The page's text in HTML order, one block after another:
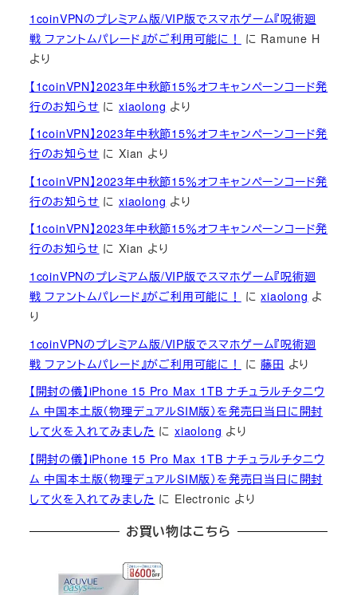
1coinVPNのプレミアム版/VIP版でスマホゲーム『呪術廻
戦 ファントムパレード』がご利用可能に！
に Ramune H
より
【1coinVPN】2023年中秋節15％オフキャンペーンコード発
行のお知らせ にxiaolong より
【1coinVPN】2023年中秋節15％オフキャンペーンコード発
行のお知らせ にXian より
【1coinVPN】2023年中秋節15％オフキャンペーンコード発
行のお知らせ にxiaolong より
【1coinVPN】2023年中秋節15％オフキャンペーンコード発
行のお知らせ にXian より
1coinVPNのプレミアム版/VIP版でスマホゲーム『呪術廻
戦 ファントムパレード』がご利用可能に！
にxiaolong よ
り
1coinVPNのプレミアム版/VIP版でスマホゲーム『呪術廻
戦 ファントムパレード』がご利用可能に！
に藤田 より
【開封の儀】iPhone 15 Pro Max 1TB ナチュラルチタニウ
ム 中国本土版（物理デュアルSIM版）を発売日当日に開封
して火を入れてみました にxiaolong より
【開封の儀】iPhone 15 Pro Max 1TB ナチュラルチタニウ
ム 中国本土版（物理デュアルSIM版）を発売日当日に開封
して火を入れてみました に Electronic より
お買い物はこちら